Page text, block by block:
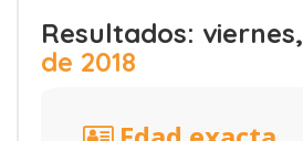
Resultados: viernes,
de 2018